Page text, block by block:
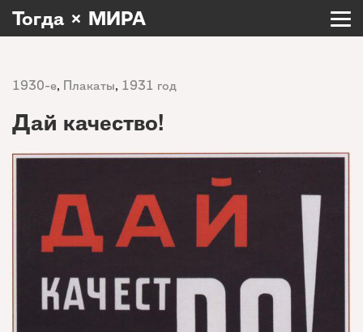
Тогда × МИРА
1930-е, Плакаты, 1931 год
Дай качество!